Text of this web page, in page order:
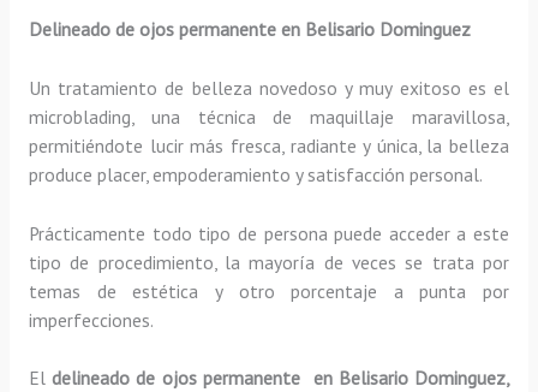
Delineado de ojos permanente en Belisario Dominguez
Un tratamiento de belleza novedoso y muy exitoso es el
microblading, una técnica de maquillaje maravillosa,
permitiéndote lucir más fresca, radiante y única, la belleza
produce placer, empoderamiento y satisfacción personal.
Prácticamente todo tipo de persona puede acceder a este
tipo de procedimiento, la mayoría de veces se trata por
temas de estética y otro porcentaje a punta por
imperfecciones.
Eldelineado de ojos permanente en Belisario Dominguez,